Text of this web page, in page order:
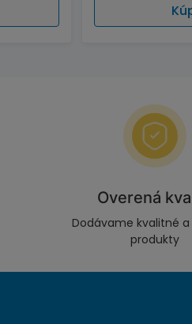
Overená
Dodávame kvalitné
produkty